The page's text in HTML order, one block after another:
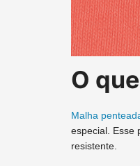
O
Malha
especial. Esse
resistente.